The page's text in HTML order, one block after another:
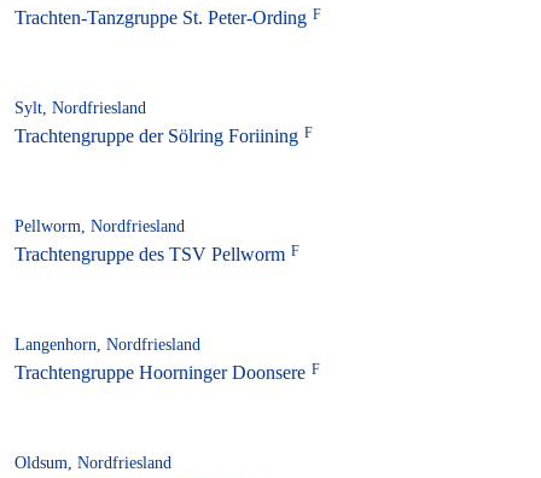
Trachten-Tanzgruppe St. Peter-Ording
Sylt, Nordfriesland
Trachtengruppe der Sölring Foriining
Pellworm, Nordfriesland
Trachtengruppe des TSV Pellworm
Langenhorn, Nordfriesland
Trachtengruppe Hoorninger Doonsere
Oldsum, Nordfriesland